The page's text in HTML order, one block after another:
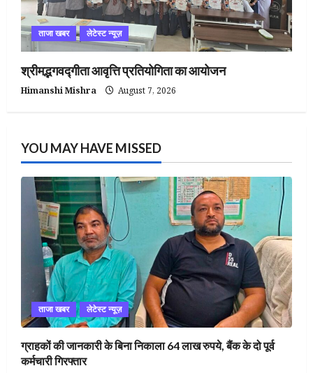
ताजा खबर लेटेस्ट न्यूज़
श्रीमद्भगवद्गीता आवृत्ति प्रतियोगिता का आयोजन
Himanshi Mishra August 7, 2026
YOU MAY HAVE MISSED
ताजा खबर लेटेस्ट न्यूज़
ग्राहकों की जानकारी के बिना निकाला 64 लाख रुपये, बैंक के दो पूर्व
कर्मचारी गिरफ्तार